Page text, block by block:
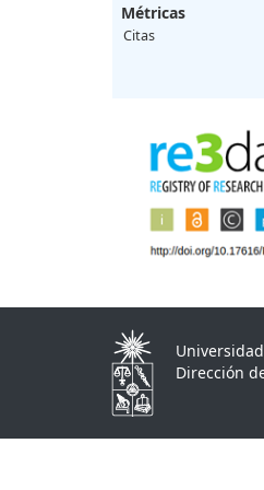
Métricas
Citas
Dirección